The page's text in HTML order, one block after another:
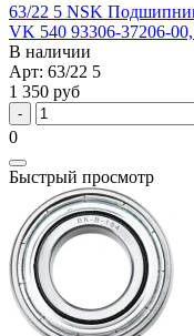
63/22 5 NSK
VK 540 93306-37206-
В наличии
Арт: 63/22 5
1 350 руб
0
Быстрый просмотр